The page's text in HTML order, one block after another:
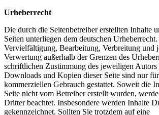
Urheberrecht
Die durch die Seitenbetreiber erstellten Inhalte
Seiten unterliegen dem deutschen
Vervielfältigung, Bearbeitung, Verbreitung und
Verwertung außerhalb der Grenzen des
schriftlichen Zustimmung des jeweiligen Autors
Downloads und Kopien dieser Seite sind nur
kommerziellen Gebrauch gestattet. Soweit die
Seite nicht vom Betreiber erstellt wurden,
Dritter beachtet. Insbesondere werden Inhalte
gekennzeichnet. Sollten Sie trotzdem auf eine